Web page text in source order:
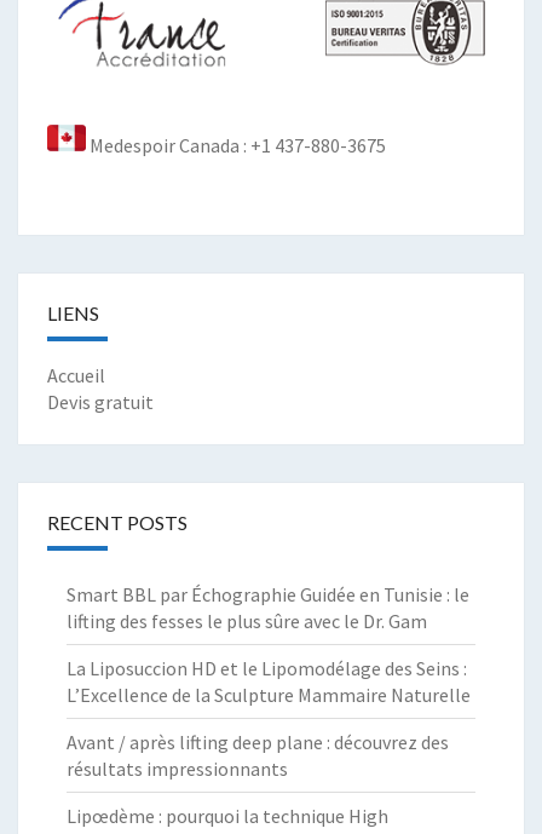
Medespoir Canada : +1 437-880-3675
LIENS
Accueil
Devis gratuit
RECENT POSTS
Smart BBL par Échographie Guidée en Tunisie : le
lifting des fesses le plus sûre avec le Dr. Gam
La Liposuccion HD et le Lipomodélage des Seins :
L’Excellence de la Sculpture Mammaire Naturelle
Avant / après lifting deep plane : découvrez des
résultats impressionnants
Lipœdème : pourquoi la technique High